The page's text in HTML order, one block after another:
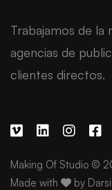
Trabajamos de la
agencias de
clientes directos.
Making Of Studio ©
Made with
by